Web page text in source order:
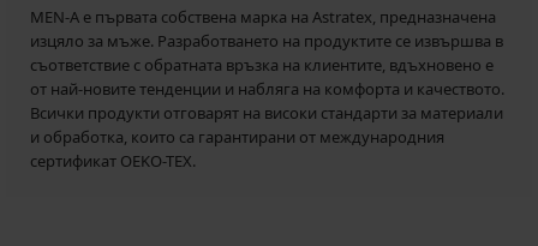
MEN-A е първата собствена марка на Astratex, предназначена
изцяло за мъже. Разработването на продуктите се извършва в
съответствие с обратната връзка на клиентите, вдъхновено е
от най-новите тенденции и набляга на комфорта и качеството.
Всички продукти отговарят на високи стандарти за материали
и обработка, които са гарантирани от международния
сертификат OEKO-TEX.